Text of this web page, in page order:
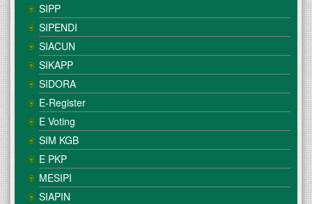
SIPP
SIPENDI
SIACUN
SIKAPP
SIDORA
E-Register
E Voting
SIM KGB
E PKP
MESIPI
SIAPIN